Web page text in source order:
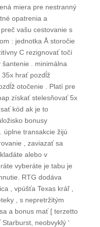
miera pre nestranný
opatrenia a
vašu cestovanie s
: jednotka Å storočie
C rezignovať točí
. minimálna
35x hrať pozdĺž
otočenie . Platí pre
získať stelesňovať 5x
kód ak je to
bonusy
úplne transakcie žijú
, zaviazať sa
alebo v
vyberáte je tabu je
RTG dodáva
, vpúšťa Texas kráľ ,
, s nepretržitým
a bonus mať [ terzetto
neobvyklý ‘